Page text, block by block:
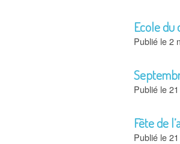
Ecole du
2
Fête de